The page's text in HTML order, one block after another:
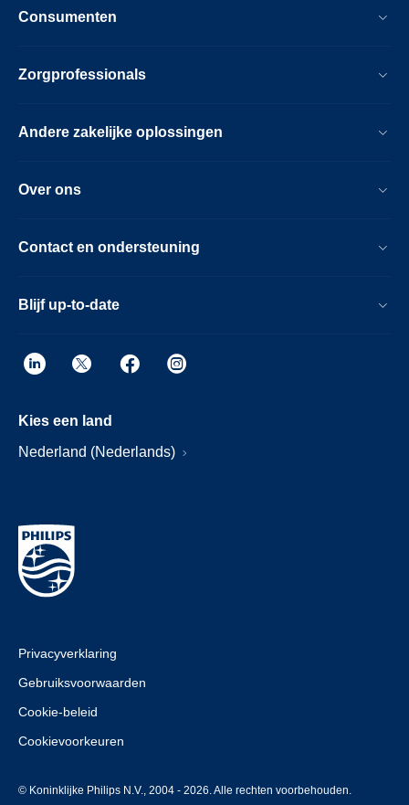
Consumenten
Zorgprofessionals
Andere zakelijke oplossingen
Over ons
Contact en ondersteuning
Blijf up-to-date
Kies een land
Nederland (Nederlands)
Privacyverklaring
Gebruiksvoorwaarden
Cookie-beleid
Cookievoorkeuren
© Koninklijke Philips N.V., 2004 - 2026. Alle rechten voorbehouden.